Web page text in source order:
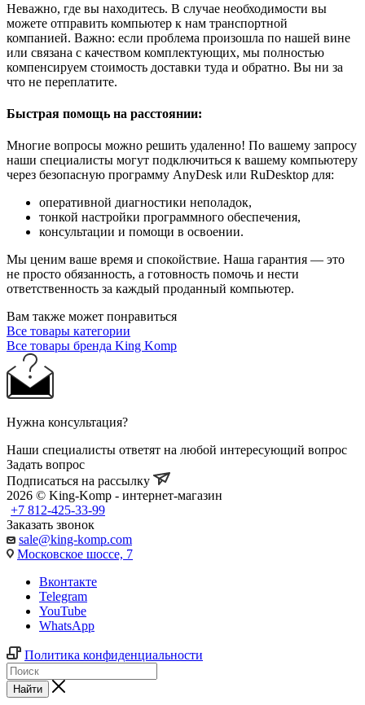
Неважно, где вы находитесь. В случае необходимости вы
можете отправить компьютер к нам транспортной
компанией. Важно: если проблема произошла по нашей вине
или связана с качеством комплектующих, мы полностью
компенсируем стоимость доставки туда и обратно. Вы ни за
что не переплатите.
Быстрая помощь на расстоянии:
Многие вопросы можно решить удаленно! По вашему запросу
наши специалисты могут подключиться к вашему компьютеру
через безопасную программу AnyDesk или RuDesktop для:
оперативной диагностики неполадок,
тонкой настройки программного обеспечения,
консультации и помощи в освоении.
Мы ценим ваше время и спокойствие. Наша гарантия — это
не просто обязанность, а готовность помочь и нести
ответственность за каждый проданный компьютер.
Вам также может понравиться
Все товары категории
Все товары бренда King Komp
Нужна консультация?
Наши специалисты ответят на любой интересующий вопрос
Задать вопрос
Подписаться на рассылку
2026 © King-Komp - интернет-магазин
+7 812-425-33-99
Заказать звонок
sale@king-komp.com
Московское шоссе, 7
Вконтакте
Telegram
YouTube
WhatsApp
Политика конфиденциальности
Найти